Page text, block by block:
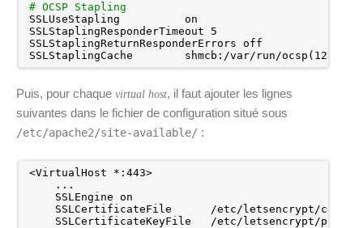
# OCSP Stapling
SSLUseStapling          on
SSLStaplingResponderTimeout 5
SSLStaplingReturnResponderErrors off
SSLStaplingCache        shmcb: /var/run/ocsp (128000)
Puis, pour chaque virtual host, il faut ajouter les lignes
suivantes dans le fichier de configuration situé sous
/etc/apache2/site-available/ :
<VirtualHost *:443>
...
SSLEngine on
SSLCertificateFile /etc/letsencrypt/certs/
SSLCertificateKeyFile /etc/letsencrypt/